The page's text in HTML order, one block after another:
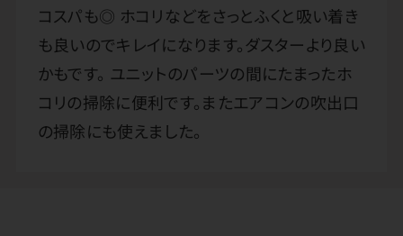
コスパも◎ ホコリなどをさっとふくと吸い着き
も良いのでキレイになります。ダスターより良い
かもです。 ユニットのパーツの間にたまったホ
コリの掃除に便利です。またエアコンの吹出口
の掃除にも使えました。